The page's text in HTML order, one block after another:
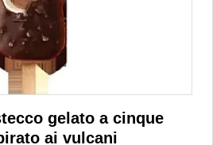
gelato a cinque
ai vulcani